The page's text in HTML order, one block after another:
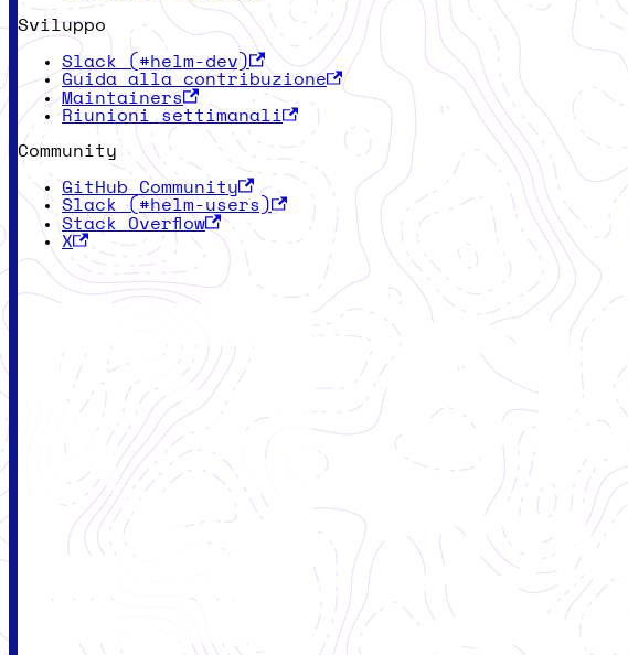
Sviluppo
Slack (#helm-dev)
Guida alla contribuzione
Maintainers
Riunioni settimanali
Community
GitHub Community
Slack (#helm-users)
Stack Overflow
X